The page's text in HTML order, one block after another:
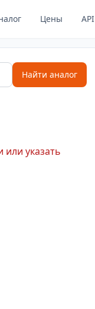
Цены API
Найти аналог
указать